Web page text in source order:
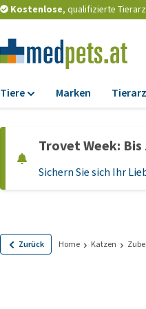
Kostenlose, qualifizierte
Tiere Marken
Trovet Week:
Sichern Sie sich Ihr
Zurück Home Katzen